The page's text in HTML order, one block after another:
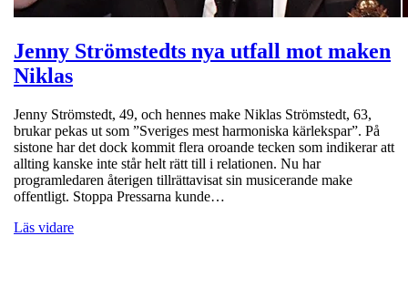
Jenny Strömstedts nya utfall mot maken
Niklas
Jenny Strömstedt, 49, och hennes make Niklas Strömstedt, 63,
brukar pekas ut som ”Sveriges mest harmoniska kärlekspar”. På
sistone har det dock kommit flera oroande tecken som indikerar att
allting kanske inte står helt rätt till i relationen. Nu har
programledaren återigen tillrättavisat sin musicerande make
offentligt. Stoppa Pressarna kunde…
Läs vidare